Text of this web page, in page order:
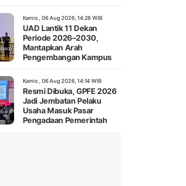
Kamis , 06 Aug 2026, 14:28 WIB
UAD Lantik 11 Dekan
Periode 2026–2030,
Mantapkan Arah
Pengembangan Kampus
Kamis , 06 Aug 2026, 14:14 WIB
Resmi Dibuka, GPFE 2026
Jadi Jembatan Pelaku
Usaha Masuk Pasar
Pengadaan Pemerintah